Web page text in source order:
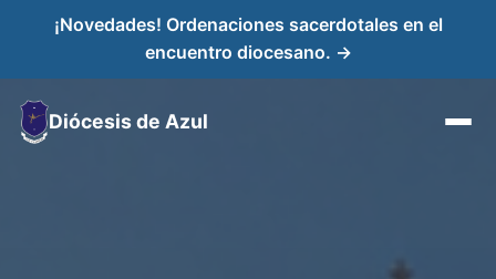
¡Novedades! Ordenaciones sacerdotales en el
encuentro diocesano. →
Diócesis de Azul